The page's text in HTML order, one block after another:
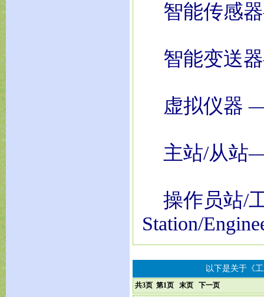
智能传感
智能变送器
虚拟仪器
主站/从站
操作员站/
Station/
以下是关于《
共3页 第1页 末页
下一页